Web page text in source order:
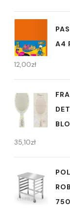
A4
12,00zł
35,10zł